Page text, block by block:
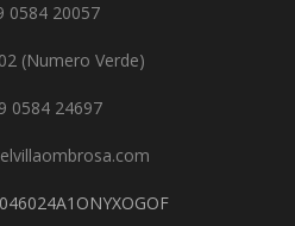
0584 20057
(Numero Verde)
0584 24697